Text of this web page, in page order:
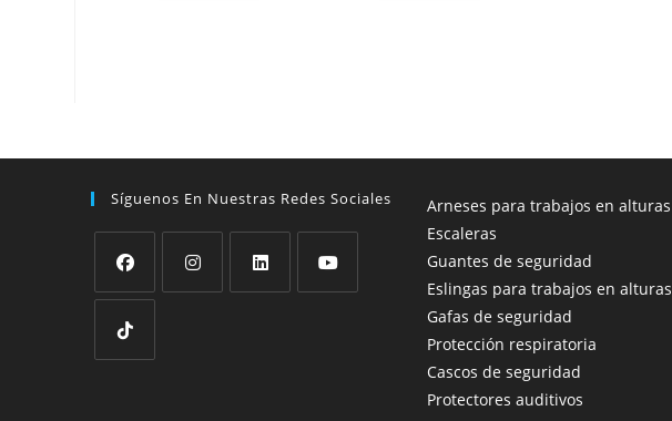
Síguenos En Nuestras Redes Sociales
Se
abre
en
Arneses para trabajos en alturas
Escaleras
Guantes de seguridad
Eslingas para trabajos en alturas
Gafas de seguridad
Protección respiratoria
Cascos de seguridad
Protectores auditivos